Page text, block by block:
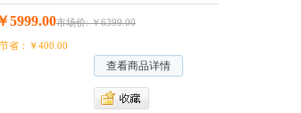
5999.00市场价: ￥6399.00
节省：￥400.00
查看商品详情